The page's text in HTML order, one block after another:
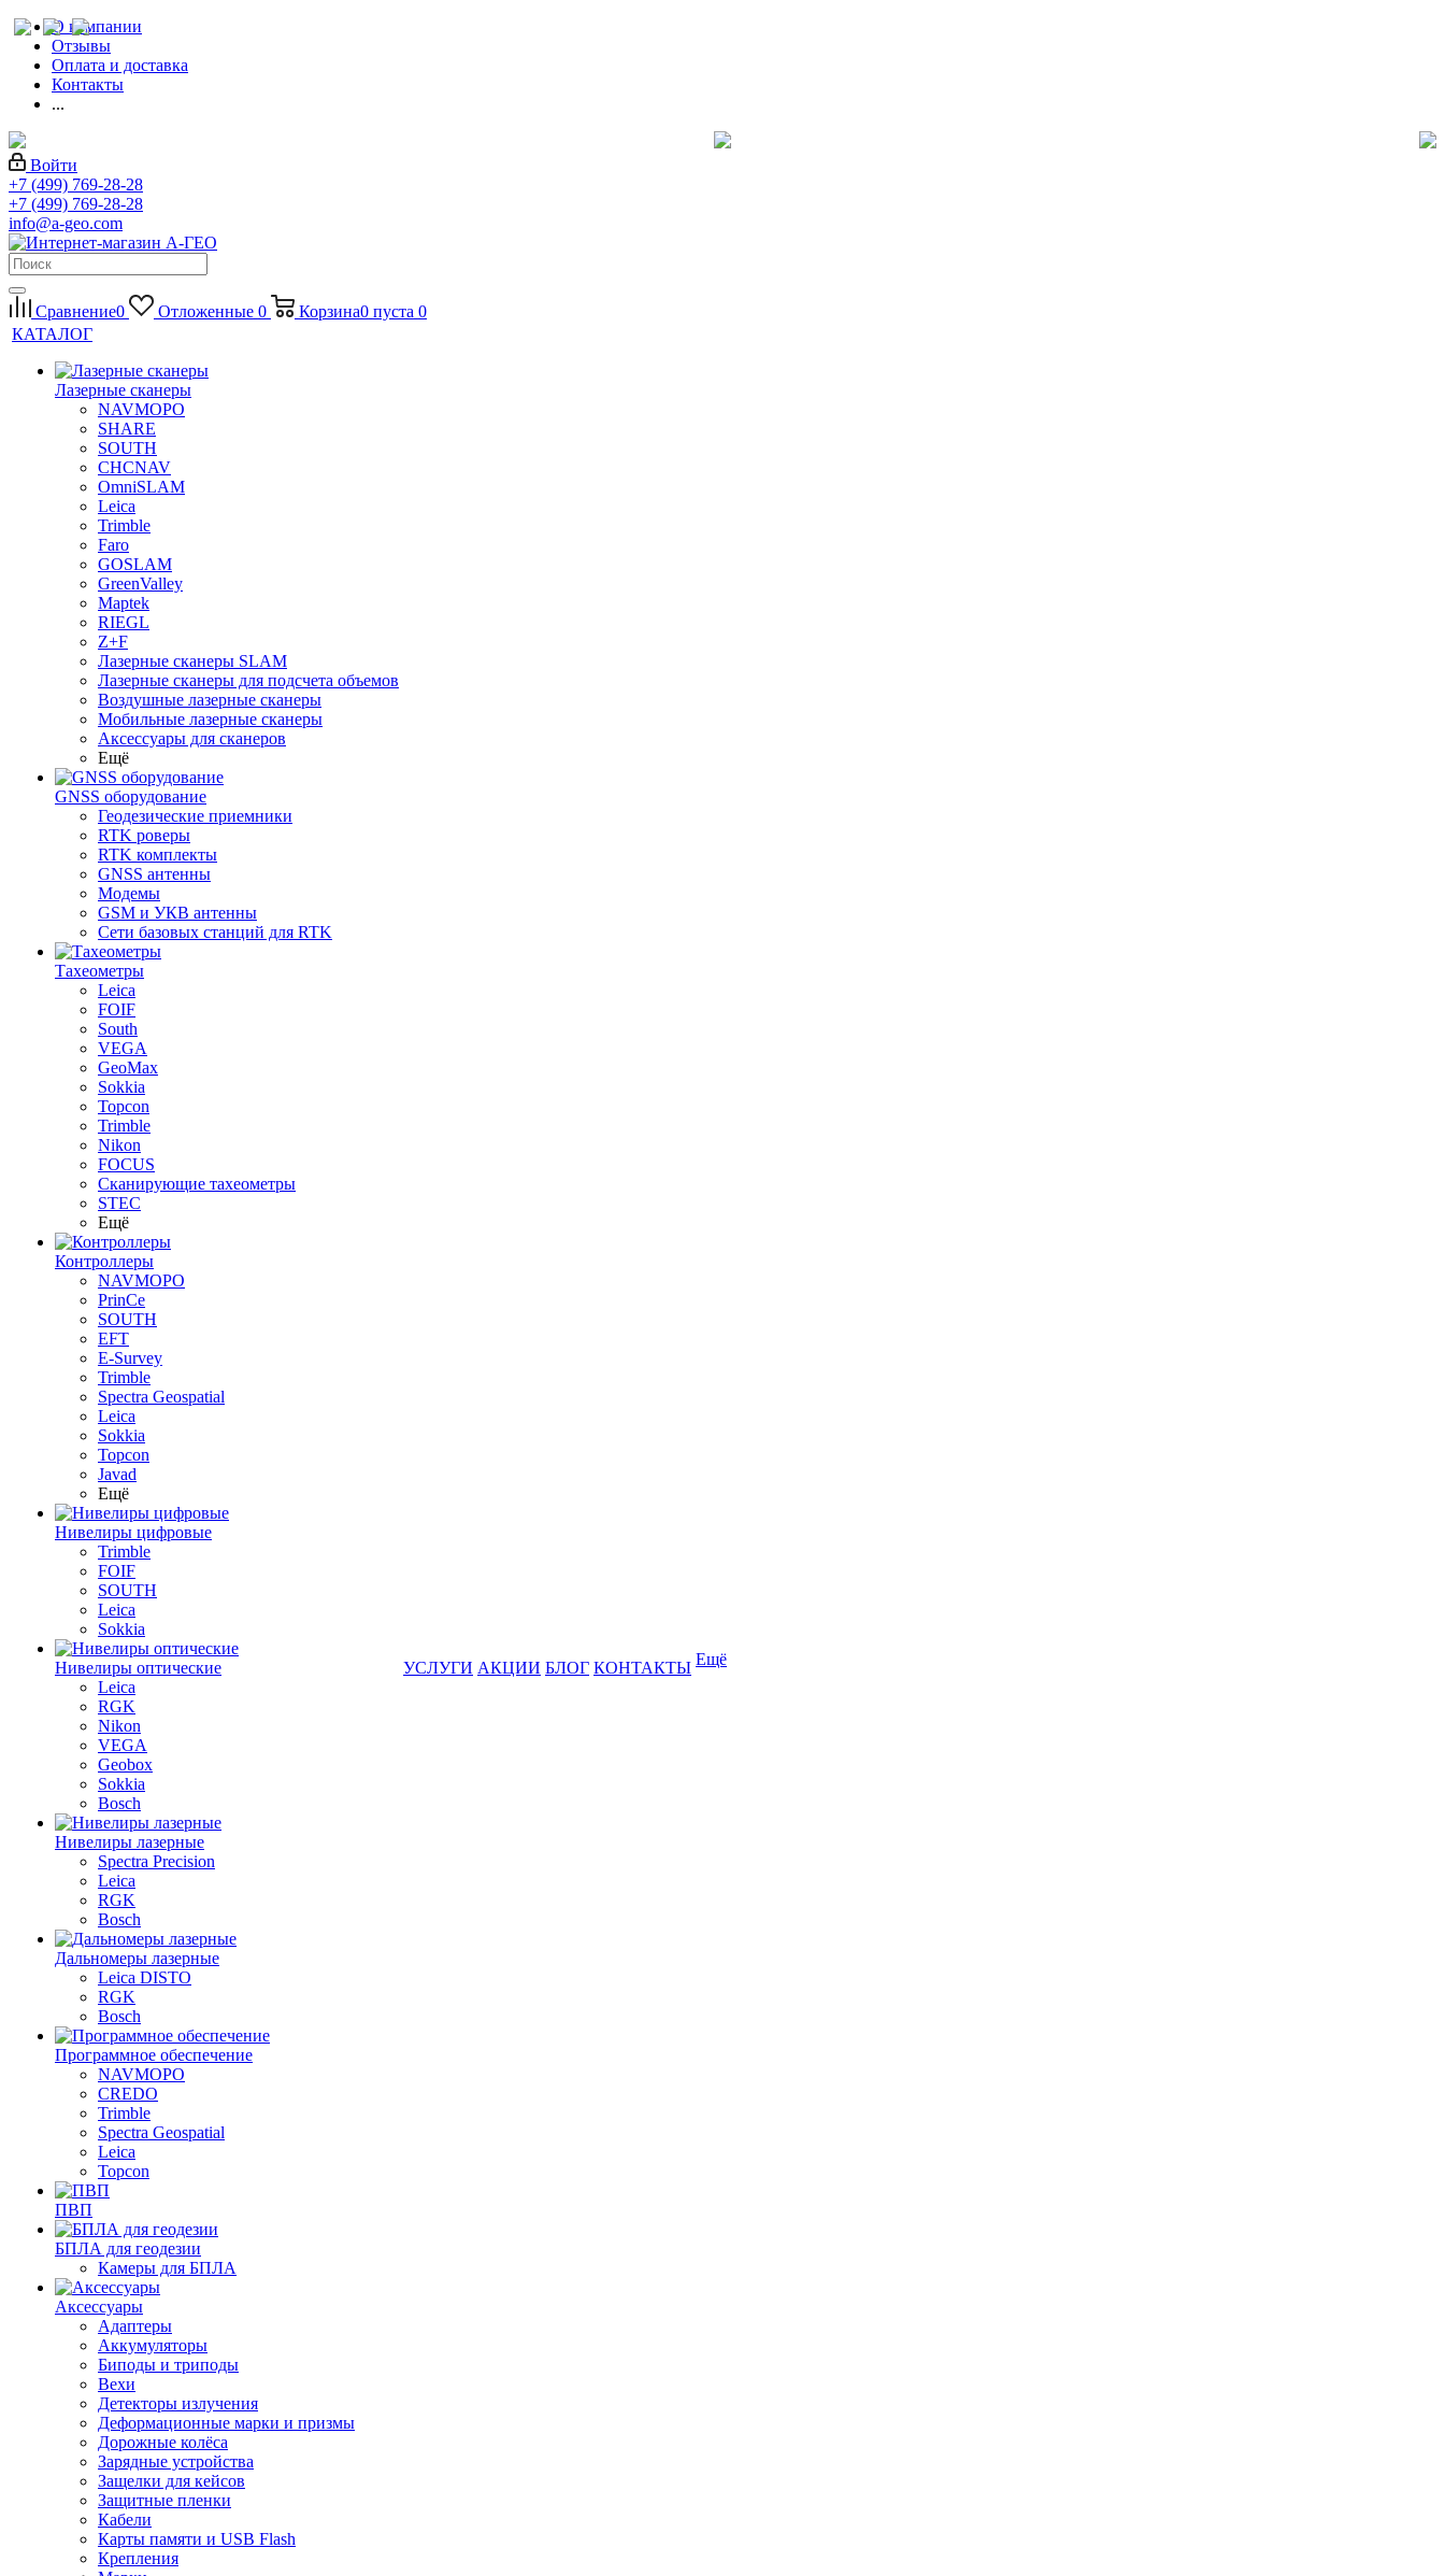
О компании
Отзывы
Оплата и доставка
Контакты
...
Войти
+7 (499) 769-28-28
+7 (499) 769-28-28
info@a-geo.com
Сравнение0 Отложенные 0 Корзина0 пуста 0
КАТАЛОГ
Лазерные сканеры
NAVMOPO
SHARE
SOUTH
CHCNAV
OmniSLAM
Leica
Trimble
Faro
GOSLAM
GreenValley
Maptek
RIEGL
Z+F
Лазерные сканеры SLAM
Лазерные сканеры для подсчета объемов
Воздушные лазерные сканеры
Мобильные лазерные сканеры
Аксессуары для сканеров
Ещё
GNSS оборудование
Геодезические приемники
RTK роверы
RTK комплекты
GNSS антенны
Модемы
GSM и УКВ антенны
Сети базовых станций для RTK
Тахеометры
Leica
FOIF
South
VEGA
GeoMax
Sokkia
Topcon
Trimble
Nikon
FOCUS
Сканирующие тахеометры
STEC
Ещё
Контроллеры
NAVMOPO
PrinCe
SOUTH
EFT
E-Survey
Trimble
Spectra Geospatial
Leica
Sokkia
Topcon
Javad
Ещё
Нивелиры цифровые
Trimble
FOIF
SOUTH
Leica
Sokkia
Нивелиры оптические
Leica
RGK
Nikon
VEGA
Geobox
Sokkia
Bosch
Нивелиры лазерные
Spectra Precision
Leica
RGK
Bosch
Дальномеры лазерные
Leica DISTO
RGK
Bosch
Программное обеспечение
NAVMOPO
CREDO
Trimble
Spectra Geospatial
Leica
Topcon
ПВП
БПЛА для геодезии
Камеры для БПЛА
Аксессуары
Адаптеры
Аккумуляторы
Биподы и триподы
Вехи
Детекторы излучения
Деформационные марки и призмы
Дорожные колёса
Зарядные устройства
Защелки для кейсов
Защитные пленки
Кабели
Карты памяти и USB Flash
Крепления
УСЛУГИ АКЦИИ БЛОГ КОНТАКТЫ Ещё